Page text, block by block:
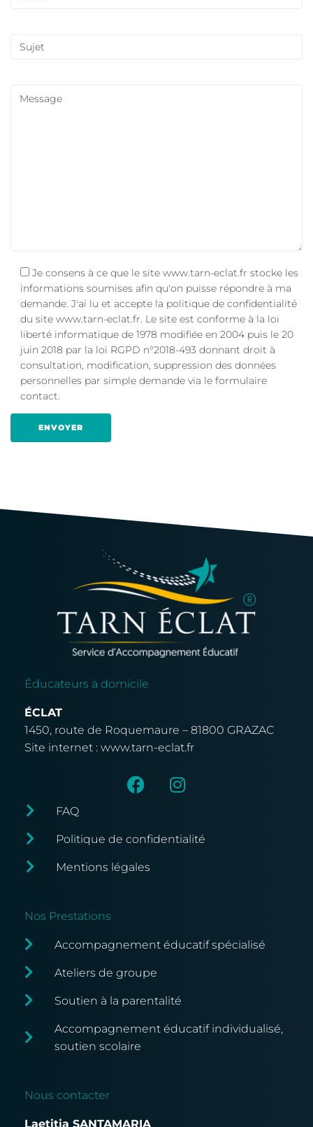
Je consens à ce que le site www.tarn-eclat.fr stocke les
informations soumises afin qu'on puisse répondre à ma
demande. J'ai lu et accepte la politique de confidentialité
du site www.tarn-eclat.fr. Le site est conforme à la loi
liberté informatique de 1978 modifiée en 2004 puis le 20
juin 2018 par la loi RGPD n°2018-493 donnant droit à
consultation, modification, suppression des données
personnelles par simple demande via le formulaire
contact.
Éducateurs à domicile
ÉCLAT
1450, route de Roquemaure – 81800 GRAZAC
Site internet : www.tarn-eclat.fr
FAQ
Politique de confidentialité
Mentions légales
Nos Prestations
Accompagnement éducatif spécialisé
Ateliers de groupe
Soutien à la parentalité
Accompagnement éducatif individualisé,
soutien scolaire
Nous contacter
Laetitia SANTAMARIA